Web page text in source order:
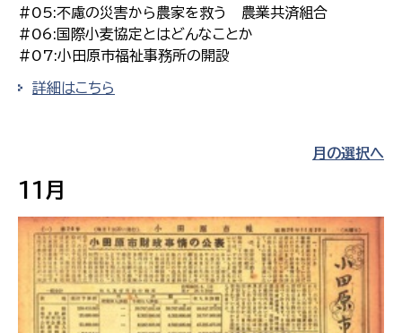
#05:不慮の災害から農家を救う 農業共済組合
#06:国際小麦協定とはどんなことか
#07:小田原市福祉事務所の開設
詳細はこちら
月の選択へ
11月